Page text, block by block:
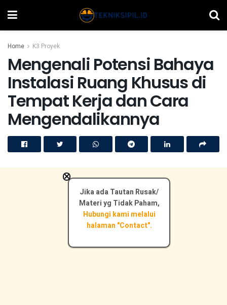
Home K3 Proyek
Mengenali Potensi Bahaya
Instalasi Ruang Khusus di
Tempat Kerja dan Cara
Mengendalikannya
Jika ada Tautan Rusak/
Materi yg Tidak Paham,
Hubungi kami melalui
halaman "Contact".
×